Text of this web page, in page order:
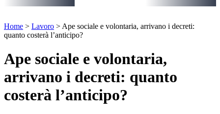
I più cercati
Lorem ipsum dolor sit amet consectetur
Lorem ipsum dolor sit amet consectetur
Home > Lavoro > Ape sociale e volontaria, arrivano i decreti:
quanto costerà l’anticipo?
Ape sociale e volontaria,
arrivano i decreti: quanto
costerà l’anticipo?